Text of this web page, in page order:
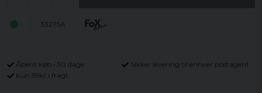
33275A
Åbent køb i 30 dage
Sikker levering til enhver postagent
Kun 59kr i fragt